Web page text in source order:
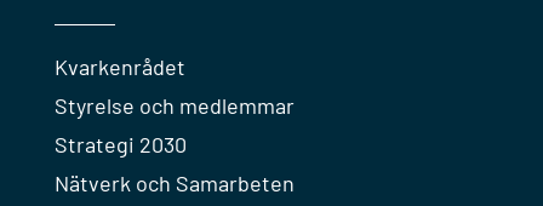
Kvarkenrådet
Styrelse och medlemmar
Strategi 2030
Nätverk och Samarbeten